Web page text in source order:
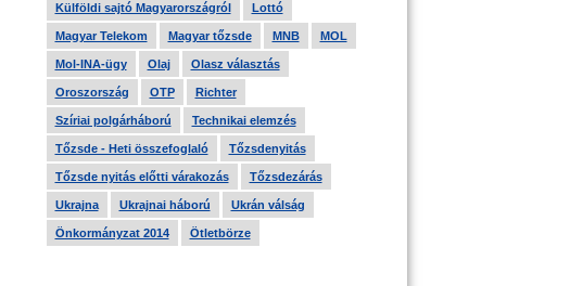
Külföldi sajtó Magyarországról Lottó
Magyar Telekom Magyar tőzsde MNB MOL
Mol-INA-ügy Olaj Olasz választás
Oroszország OTP Richter
Szíriai polgárháború Technikai elemzés
Tőzsde - Heti összefoglaló Tőzsdenyitás
Tőzsde nyitás előtti várakozás Tőzsdezárás
Ukrajna Ukrajnai háború Ukrán válság
Önkormányzat 2014 Ötletbörze